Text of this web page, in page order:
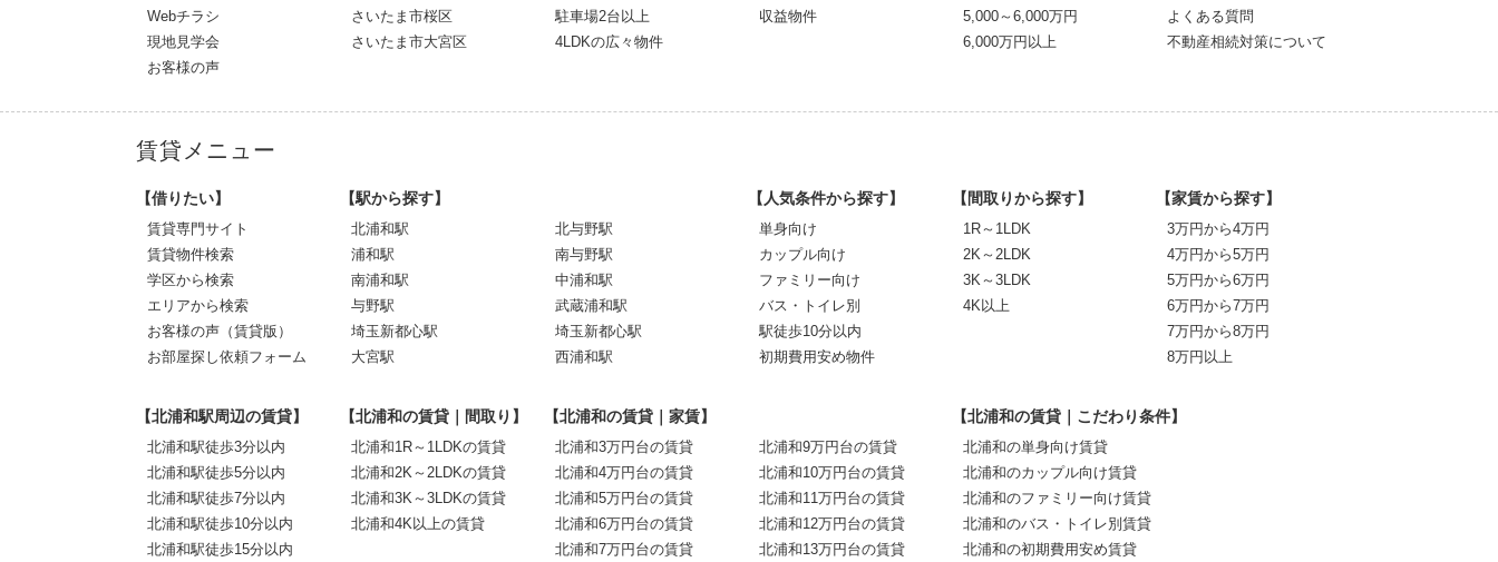
Webチラシ
現地見学会
お客様の声
さいたま市桜区
さいたま市大宮区
駐車場2台以上
4LDKの広々物件
収益物件
5,000～6,000万円
6,000万円以上
よくある質問
不動産相続対策について
賃貸メニュー
【借りたい】
賃貸専門サイト
賃貸物件検索
学区から検索
エリアから検索
お客様の声（賃貸版）
お部屋探し依頼フォーム
【駅から探す】
北浦和駅
浦和駅
南浦和駅
与野駅
埼玉新都心駅
大宮駅
北与野駅
南与野駅
中浦和駅
武蔵浦和駅
埼玉新都心駅
西浦和駅
【人気条件から探す】
単身向け
カップル向け
ファミリー向け
バス・トイレ別
駅徒歩10分以内
初期費用安め物件
【間取りから探す】
1R～1LDK
2K～2LDK
3K～3LDK
4K以上
【家賃から探す】
3万円から4万円
4万円から5万円
5万円から6万円
6万円から7万円
7万円から8万円
8万円以上
【北浦和駅周辺の賃貸】
北浦和駅徒歩3分以内
北浦和駅徒歩5分以内
北浦和駅徒歩7分以内
北浦和駅徒歩10分以内
北浦和駅徒歩15分以内
【北浦和の賃貸｜間取り】
北浦和1R～1LDKの賃貸
北浦和2K～2LDKの賃貸
北浦和3K～3LDKの賃貸
北浦和4K以上の賃貸
【北浦和の賃貸｜家賃】
北浦和3万円台の賃貸
北浦和4万円台の賃貸
北浦和5万円台の賃貸
北浦和6万円台の賃貸
北浦和7万円台の賃貸
北浦和9万円台の賃貸
北浦和10万円台の賃貸
北浦和11万円台の賃貸
北浦和12万円台の賃貸
北浦和13万円台の賃貸
【北浦和の賃貸｜こだわり条件】
北浦和の単身向け賃貸
北浦和のカップル向け賃貸
北浦和のファミリー向け賃貸
北浦和のバス・トイレ別賃貸
北浦和の初期費用安め賃貸